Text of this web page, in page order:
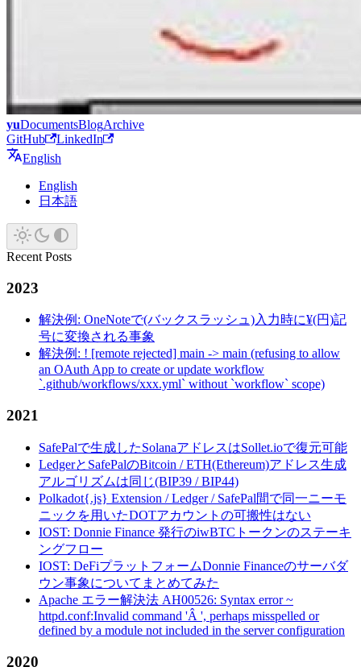
yuDocumentsBlogArchive
GitHub
LinkedIn
English
English
日本語
Recent Posts
2023
解決例: OneNoteで(バックスラッシュ)入力時に¥(円)記
号に変換される事象
解決例: ! [remote rejected] main -> main (refusing to allow
an OAuth App to create or update workflow
`.github/workflows/xxx.yml` without `workflow` scope)
2021
SafePalで生成したSolanaアドレスはSollet.ioで復元可能
LedgerとSafePalのBitcoin / ETH(Ethereum)アドレス生成
アルゴリズムは同じ(BIP39 / BIP44)
Polkadot{.js} Extension / Ledger / SafePal間で同一ニーモ
ニックを用いたDOTアカウントの可搬性はない
IOST: Donnie Finance 発行のiwBTCトークンのステーキ
ングフロー
IOST: DeFiプラットフォームDonnie Financeのサーバダ
ウン事象についてまとめてみた
Apache エラー解決法 AH00526: Syntax error ~
httpd.conf:Invalid command 'Â ', perhaps misspelled or
defined by a module not included in the server configuration
2020